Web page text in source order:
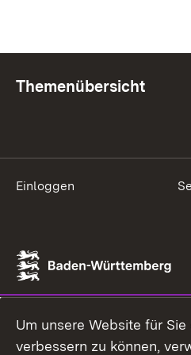
Themenübersicht
Einloggen
Um unsere Website für
verbessern zu können,